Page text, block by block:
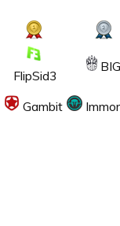
FlipSid3
BIG
Gambit